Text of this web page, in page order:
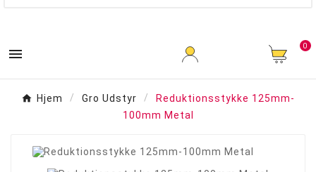
 0
Hjem Gro Udstyr
Reduktionsstykke 125mm-
100mm Metal